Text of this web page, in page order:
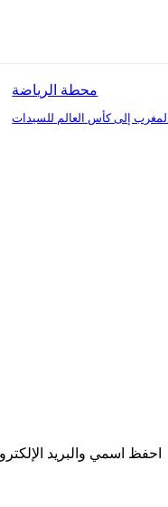
محطة الرياضة
إلى كأس العالم للسيدات
احفظ اسمي والبريد